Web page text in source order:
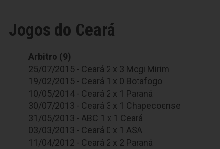
Jogos do Ceará
Arbitro (9)
25/07/2015 - Ceará 2 x 3 Mogi Mirim
19/02/2015 - Ceará 1 x 0 Botafogo
10/05/2014 - Ceará 2 x 1 Paraná
30/07/2013 - Ceará 3 x 1 Chapecoense
31/05/2013 - ABC 1 x 1 Ceará
03/03/2013 - Ceará 0 x 1 ASA
11/04/2012 - Ceará 2 x 2 Paraná